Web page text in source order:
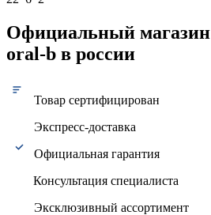
Официальный магазин
oral-b в россии
Товар сертифицирован
Экспресс-доставка
Официальная гарантия
Консультация специалиста
Эксклюзивный ассортимент